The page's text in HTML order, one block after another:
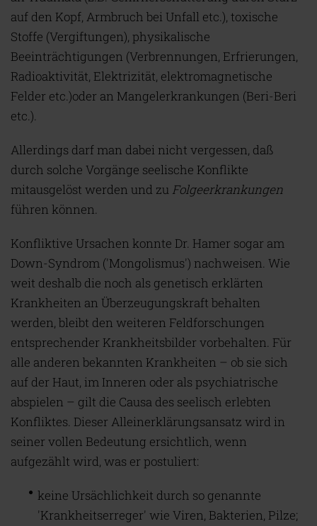
auf den Kopf, Armbruch bei Unfall etc.), toxische
Stoffe (Vergiftungen), physikalische
Beeinträchtigungen (Verbrennungen, Erfrierungen,
Radioaktivität, Elektrizität, elektromagnetische
Felder etc.)oder an Mangelerkrankungen (Beri-Beri
etc.).
Allerdings darf man dabei nicht vergessen, daß
durch solche Vorgänge seelische Konflikte
mitausgelöst werden und zu Folgeerkrankungen
führen können.
Konfliktive Ursachen konnte Dr. Hamer sogar am
Down-Syndrom ('Mongolismus') nachweisen. Wie
weit deshalb die noch als genetisch erklärten
Krankheiten an Überzeugungskraft behalten
werden, bleibt den weiteren Feldforschungen
entsprechender Krankheitsbilder vorbehalten. Für
alle anderen bekannten Krankheiten – ob sie sich
auf der Haut, im Inneren oder als psychiatrische
abspielen – gilt die Causa des seelisch erlebten
Konfliktes. Dieser Alleinerklärungsansatz wird in
seiner vollen Bedeutung ersichtlich, wenn
aufgezählt wird, was er postuliert:
keine Ursächlichkeit durch so genannte
'Krankheitserreger' wie Viren, Bakterien, Pilze;